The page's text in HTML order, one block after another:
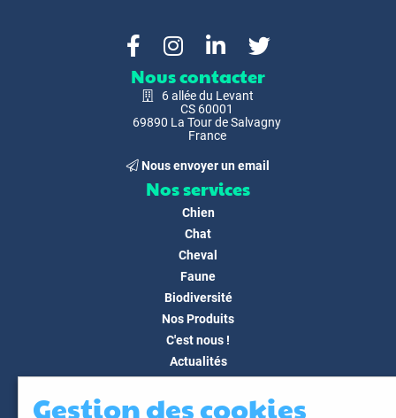
Nous contacter
6 allée du Levant
CS 60001
69890 La Tour de Salvagny
France
Nous envoyer un email
Nos services
Chien
Chat
Cheval
Faune
Biodiversité
Nos Produits
C'est nous !
Actualités
FAQ
Gestion des cookies